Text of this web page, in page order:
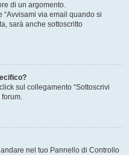
di un argomento.
via email quando si
sarà anche sottoscritto
sul collegamento “Sottoscrivi
forum.
nel tuo Pannello di Controllo